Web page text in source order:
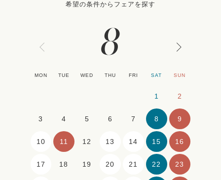
希望の条件からフェアを探す
8
MON TUE WED THU FRI SAT SUN
1 2
3 4 5 6 7 8 9
10 11 12 13 14 15 16
17 18 19 20 21 22 23